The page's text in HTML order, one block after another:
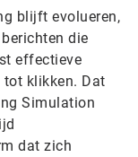
blijft evolueren,
die
effectieve
tot klikken. Dat
Simulation
dat zich